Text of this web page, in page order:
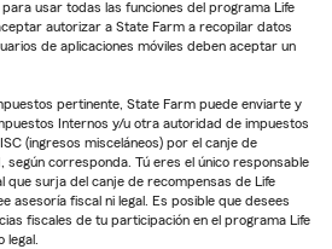
usar todas las funciones del programa Life
autorizar a State Farm a recopilar datos
de aplicaciones móviles deben aceptar un
pertinente, State Farm puede enviarte y
Internos y/u otra autoridad de impuestos
(ingresos misceláneos) por el canje de
según corresponda. Tú eres el único responsable
que surja del canje de recompensas de Life
asesoría fiscal ni legal. Es posible que desees
fiscales de tu participación en el programa Life